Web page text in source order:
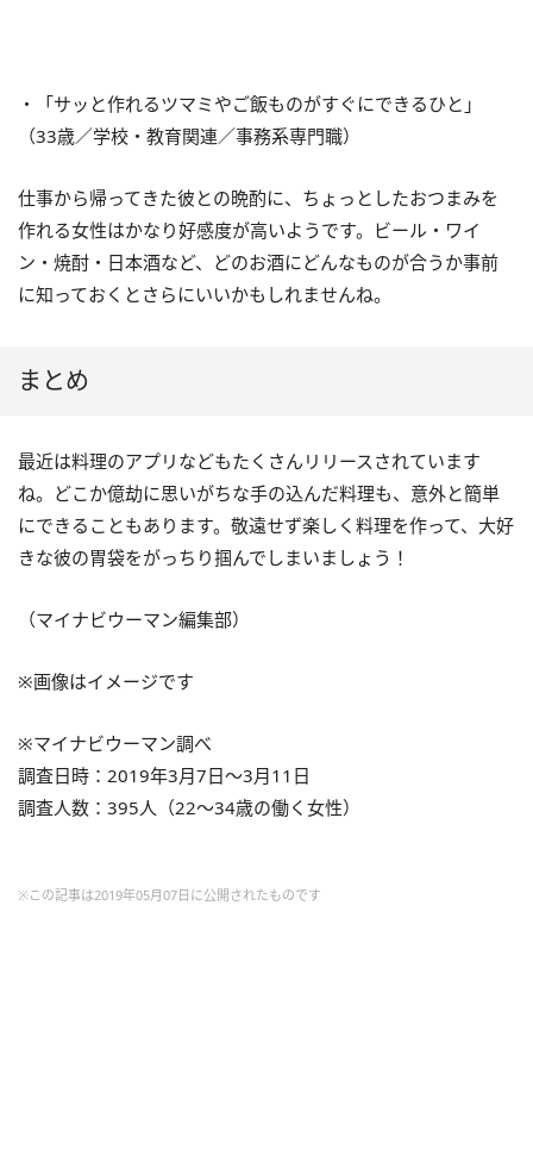
・「サッと作れるツマミやご飯ものがすぐにできるひと」
（33歳／学校・教育関連／事務系専門職）
仕事から帰ってきた彼との晩酌に、ちょっとしたおつまみを
作れる女性はかなり好感度が高いようです。ビール・ワイ
ン・焼酎・日本酒など、どのお酒にどんなものが合うか事前
に知っておくとさらにいいかもしれませんね。
まとめ
最近は料理のアプリなどもたくさんリリースされています
ね。どこか億劫に思いがちな手の込んだ料理も、意外と簡単
にできることもあります。敬遠せず楽しく料理を作って、大好
きな彼の胃袋をがっちり掴んでしまいましょう！
（マイナビウーマン編集部）
※画像はイメージです
※マイナビウーマン調べ
調査日時：2019年3月7日～3月11日
調査人数：395人（22～34歳の働く女性）
※この記事は2019年05月07日に公開されたものです